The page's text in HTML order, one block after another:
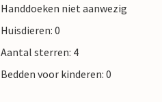
Handdoeken niet aanwezig
Huisdieren: 0
Aantal sterren: 4
Bedden voor kinderen: 0